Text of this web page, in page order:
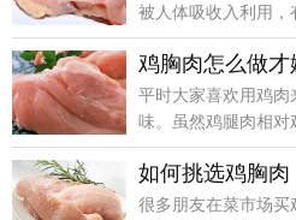
被人体吸收入利用
用，所含对人体
鸡胸肉怎么做才
平时大家喜欢用鸡肉
味。虽然鸡腿肉相对
如何挑选鸡胸肉
很多朋友在菜市场